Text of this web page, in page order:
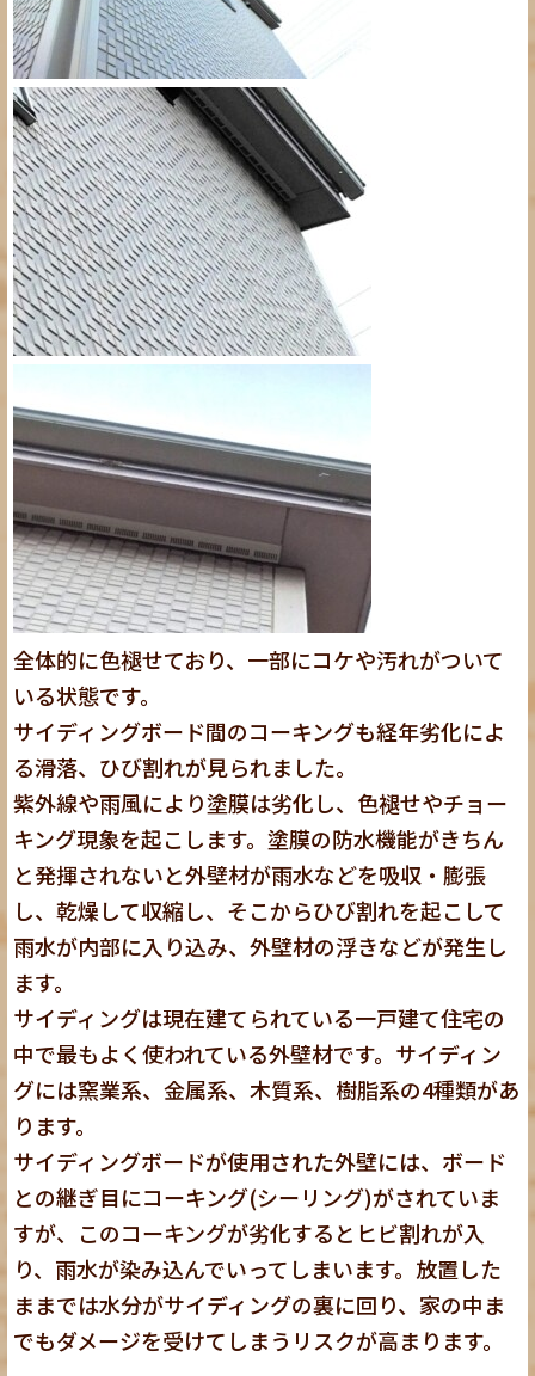
全体的に色褪せており、一部にコケや汚れがついて
いる状態です。
サイディングボード間のコーキングも経年劣化によ
る滑落、ひび割れが見られました。
紫外線や雨風により塗膜は劣化し、色褪せやチョー
キング現象を起こします。塗膜の防水機能がきちん
と発揮されないと外壁材が雨水などを吸収・膨張
し、乾燥して収縮し、そこからひび割れを起こして
雨水が内部に入り込み、外壁材の浮きなどが発生し
ます。
サイディングは現在建てられている一戸建て住宅の
中で最もよく使われている外壁材です。サイディン
グには窯業系、金属系、木質系、樹脂系の4種類があ
ります。
サイディングボードが使用された外壁には、ボード
との継ぎ目にコーキング(シーリング)がされていま
すが、このコーキングが劣化するとヒビ割れが入
り、雨水が染み込んでいってしまいます。放置した
ままでは水分がサイディングの裏に回り、家の中ま
でもダメージを受けてしまうリスクが高まります。